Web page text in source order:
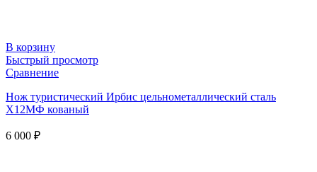
В корзину
Быстрый просмотр
Сравнение
Нож туристический Ирбис цельнометаллический сталь
Х12МФ кованый
6 000 ₽